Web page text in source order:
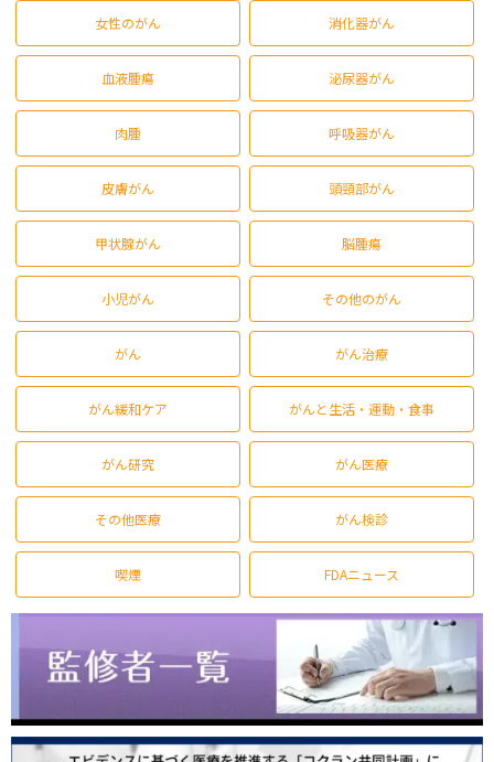
女性のがん 消化器がん
血液腫瘍 泌尿器がん
肉腫 呼吸器がん
皮膚がん 頭頸部がん
甲状腺がん 脳腫瘍
小児がん その他のがん
がん がん治療
がん緩和ケア がんと生活・運動・食事
がん研究 がん医療
その他医療 がん検診
喫煙 FDAニュース